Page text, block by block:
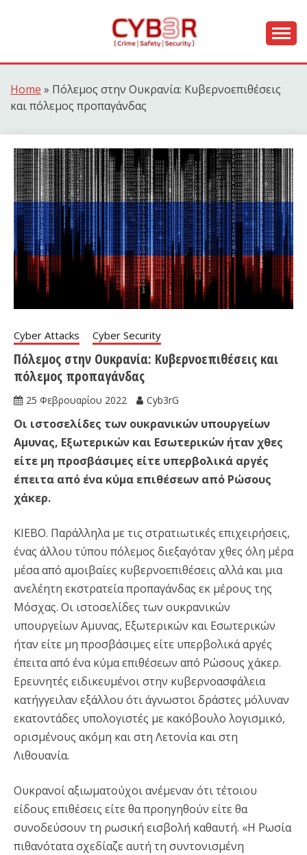
CYB3R
Home » Πόλεμος στην Ουκρανία: Κυβερνοεπιθέσεις
και πόλεμος προπαγάνδας
Cyber Attacks Cyber Security
Πόλεμος στην Ουκρανία: Κυβερνοεπιθέσεις και
πόλεμος προπαγάνδας
25 Φεβρουαρίου 2022 Cyb3rG
Οι ιστοσελίδες των ουκρανικών υπουργείων
Αμυνας, Εξωτερικών και Εσωτερικών ήταν χθες
είτε μη προσβάσιμες είτε υπερβολικά αργές
έπειτα από ένα κύμα επιθέσεων από Ρώσους
χάκερ.
ΚΙΕΒΟ. Παράλληλα με τις στρατιωτικές επιχειρήσεις,
ένας άλλου τύπου πόλεμος διεξαγόταν χθες όλη μέρα
μέσα από αμοιβαίες κυβερνοεπιθέσεις αλλά και μια
ανελέητη εκστρατεία προπαγάνδας εκ μέρους της
Μόσχας. Οι ιστοσελίδες των ουκρανικών
υπουργείων Αμυνας, Εξωτερικών και Εσωτερικών
ήταν είτε μη προσβάσιμες είτε υπερβολικά αργές
έπειτα από ένα κύμα επιθέσεων από Ρώσους χάκερ.
Ερευνητές ειδικευμένοι στην κυβερνοασφάλεια
κατήγγειλαν εξάλλου ότι άγνωστοι δράστες μόλυναν
εκατοντάδες υπολογιστές με κακόβουλο λογισμικό,
ορισμένους ακόμη και στη Λετονία και στη
Λιθουανία.
Ουκρανοί αξιωματούχοι ανέμεναν ότι τέτοιου
είδους επιθέσεις είτε θα προηγηθούν είτε θα
συνοδεύσουν τη ρωσική εισβολή καθαυτή. «Η Ρωσία
πιθανότατα σχεδίαζε αυτή τη συντονισμένη